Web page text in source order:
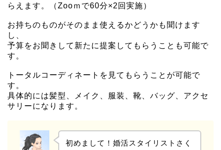
らえます。（Zooｍで60分×2回実施）
お持ちのものがそのまま使えるかどうかも聞けます
し、
予算をお聞きして新たに提案してもらうことも可能で
す。
トータルコーディネートを見てもらうことが可能で
す。
具体的には髪型、メイク、服装、靴、バッグ、アクセ
サリーになります。
初めまして！婚活スタイリストさく